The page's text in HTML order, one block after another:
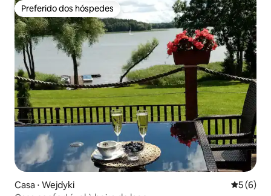
Preferido dos hóspedes
Preferido dos hóspedes
Casa ⋅ Wejdyki 5 de
5 (6)